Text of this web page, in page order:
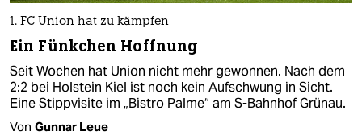
1. FC Union hat zu kämpfen
Ein Fünkchen Hoffnung
Seit Wochen hat Union nicht mehr gewonnen. Nach dem
2:2 bei Holstein Kiel ist noch kein Aufschwung in Sicht.
Eine Stippvisite im „Bistro Palme“ am S-Bahnhof Grünau.
Von Gunnar Leue